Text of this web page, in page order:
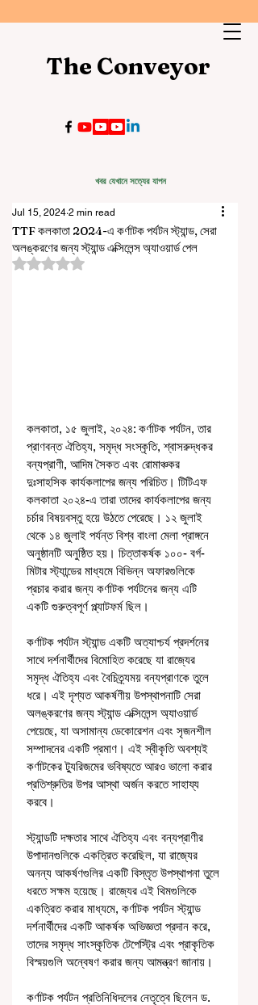
The Conveyor
খবর যেখানে সত্যের যাপন
TTF কলকাতা 2024-এ কর্ণাটক পর্যটন স্ট্যান্ড, সেরা
অলঙ্করণের জন্য স্ট্যান্ড এক্সিলেন্স অ্যাওয়ার্ড পেল
Jul 15, 2024 2 min read
Rated NaN out of 5 stars.
কলকাতা, ১৫ জুলাই, ২০২৪: কর্ণাটক পর্যটন, তার
প্রাণবন্ত ঐতিহ্য, সমৃদ্ধ সংস্কৃতি, শ্বাসরুদ্ধকর
বন্যপ্রাণী, আদিম সৈকত এবং রোমাঞ্চকর
দুঃসাহসিক কার্যকলাপের জন্য পরিচিত। টিটিএফ
কলকাতা ২০২৪-এ তারা তাদের কার্যকলাপের জন্য
চর্চার বিষয়বস্তু হয়ে উঠতে পেরেছে। ১২ জুলাই
থেকে ১৪ জুলাই পর্যন্ত বিশ্ব বাংলা মেলা প্রাঙ্গনে
অনুষ্ঠানটি অনুষ্ঠিত হয়। চিত্তাকর্ষক ১০০- বর্গ-
মিটার স্ট্যান্ডের মাধ্যমে বিভিন্ন অফারগুলিকে
প্রচার করার জন্য কর্ণাটক পর্যটনের জন্য এটি
একটি গুরুত্বপূর্ণ প্ল্যাটফর্ম ছিল।
কর্ণাটক পর্যটন স্ট্যান্ড একটি অত্যাশ্চর্য প্রদর্শনের
সাথে দর্শনার্থীদের বিমোহিত করেছে যা রাজ্যের
সমৃদ্ধ ঐতিহ্য এবং বৈচিত্র্যময় বন্যপ্রাণকে তুলে
ধরে। এই দৃশ্যত আকর্ষণীয় উপস্থাপনাটি সেরা
অলঙ্করণের জন্য স্ট্যান্ড এক্সিলেন্স অ্যাওয়ার্ড
পেয়েছে, যা অসামান্য ডেকোরেশন এবং সৃজনশীল
সম্পাদনের একটি প্রমাণ। এই স্বীকৃতি অবশ্যই
কর্ণাটকের ট্যুরিজমের ভবিষ্যতে আরও ভালো করার
প্রতিশ্রুতির উপর আস্থা অর্জন করতে সাহায্য
করবে।
স্ট্যান্ডটি দক্ষতার সাথে ঐতিহ্য এবং বন্যপ্রাণীর
উপাদানগুলিকে একত্রিত করেছিল, যা রাজ্যের
অনন্য আকর্ষণগুলির একটি বিস্তৃত উপস্থাপনা তুলে
ধরতে সক্ষম হয়েছে। রাজ্যের এই থিমগুলিকে
একত্রিত করার মাধ্যমে, কর্ণাটক পর্যটন স্ট্যান্ড
দর্শনার্থীদের একটি আকর্ষক অভিজ্ঞতা প্রদান করে,
তাদের সমৃদ্ধ সাংস্কৃতিক টেপেস্ট্রি এবং প্রাকৃতিক
বিস্ময়গুলি অন্বেষণ করার জন্য আমন্ত্রণ জানায়।
কর্ণাটক পর্যটন প্রতিনিধিদলের নেতৃত্বে ছিলেন ড.